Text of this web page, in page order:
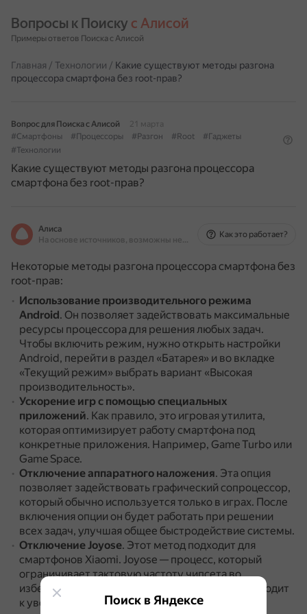
Вопросы к Поиску с Алисой
Примеры ответов Поиска с Алисой
Главная / Технологии / Какие существуют методы разгона
процессора смартфона без root-прав?
Вопрос для Поиска с Алисой
21 марта
#Смартфоны
#Процессоры #Разгон #Root
#Гаджеты
#Технологии
Какие существуют методы разгона процессора
смартфона без root-прав?
Алиса
На основе источников, возможны неточности
Как это работает?
Некоторые методы разгона процессора смартфона без
root-прав:
Использование производительного режима
Android. Он позволяет задействовать максимальные
ресурсы процессора для решения любых задач.
Чтобы включить режим, нужно открыть настройки
Android, перейти в раздел «Батарея» и во вкладке
«Текущий режим» выбрать вариант «Высокая
производительность».
Ускорение игр с помощью специальных
приложений. Как правило, это игровая утилита,
которая оптимизирует работу смартфона под
конкретные приложения. Например, Game Turbo или
Game Space.
Отключение аппаратного наложения. Эта опция
позволяет задействовать графический сопроцессор,
который обычно используется только в играх. После
включения опции он будет работать при решении
всех задач, улучшая общее быстродействие системы.
Отключение Joyose. Этот метод подходит для
смартфонов Xiaomi. Joyose — процесс, который
ограничивает тактовую частоту чипсета во
избежание перегрева.
Отключение Joyose приводит
к увеличению температуры корпуса и может
Поиск в Яндексе